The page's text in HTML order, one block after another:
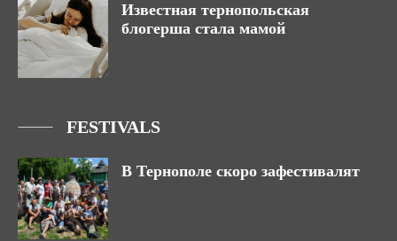
Известная тернопольская
блогерша стала мамой
FESTIVALS
В Тернополе скоро зафестивалят